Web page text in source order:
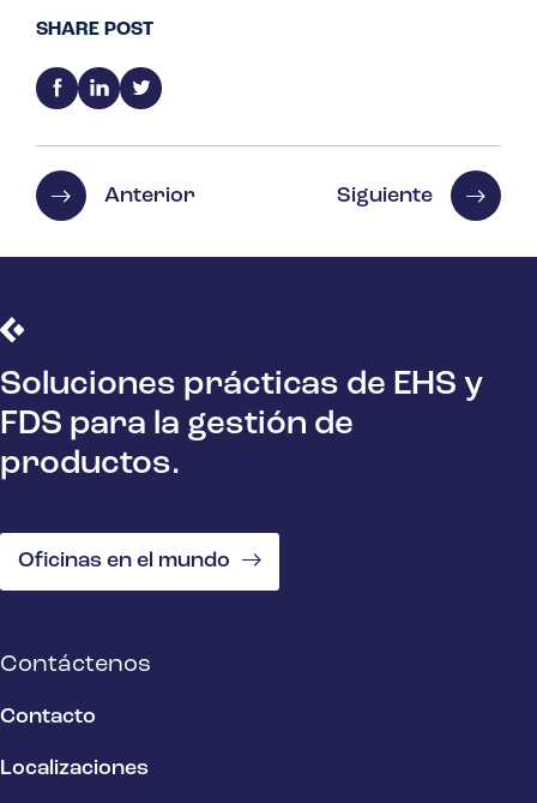
SHARE POST
Anterior Siguiente
Soluciones prácticas de EHS y
FDS para la gestión de
productos.
Oficinas en el mundo
Contáctenos
Contacto
Localizaciones